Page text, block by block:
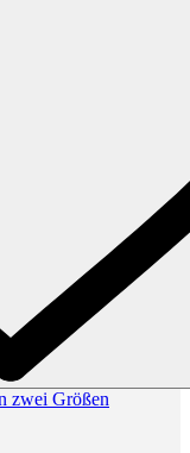
zwei Größen